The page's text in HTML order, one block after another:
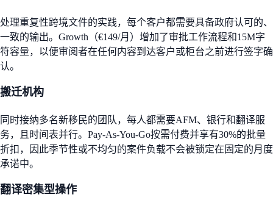
处理重复性跨境文件的实践，每个客户都需要具备政府认可的、
一致的输出。Growth（€149/月）增加了审批工作流程和15M字
符容量，以便审阅者在任何内容到达客户或柜台之前进行签字确
认。
搬迁机构
同时接纳多名新移民的团队，每人都需要AFM、银行和翻译服
务，且时间表并行。Pay-As-You-Go按需付费并享有30%的批量
折扣，因此季节性或不均匀的案件负载不会被锁定在固定的月度
承诺中。
翻译密集型操作